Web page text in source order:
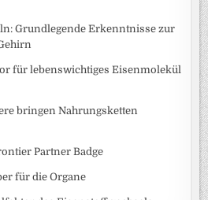
Grundlegende Erkenntnisse zur
für lebenswichtiges Eisenmolekül
bringen Nahrungsketten
Partner Badge
für die Organe